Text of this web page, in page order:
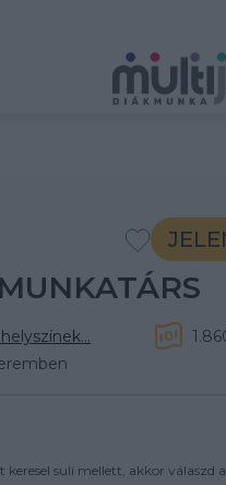
suli mellett, akkor válaszd